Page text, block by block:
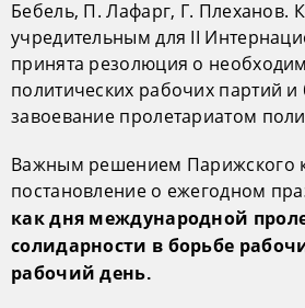
Бебель, П. Лафарг, Г. Плеханов.
учредительным для II
принята резолюция о
политических рабочих партий
завоевание пролетариатом
Важным решением Парижского
постановление о ежегодном
как дня международной
солидарности в борьбе
рабочий день.